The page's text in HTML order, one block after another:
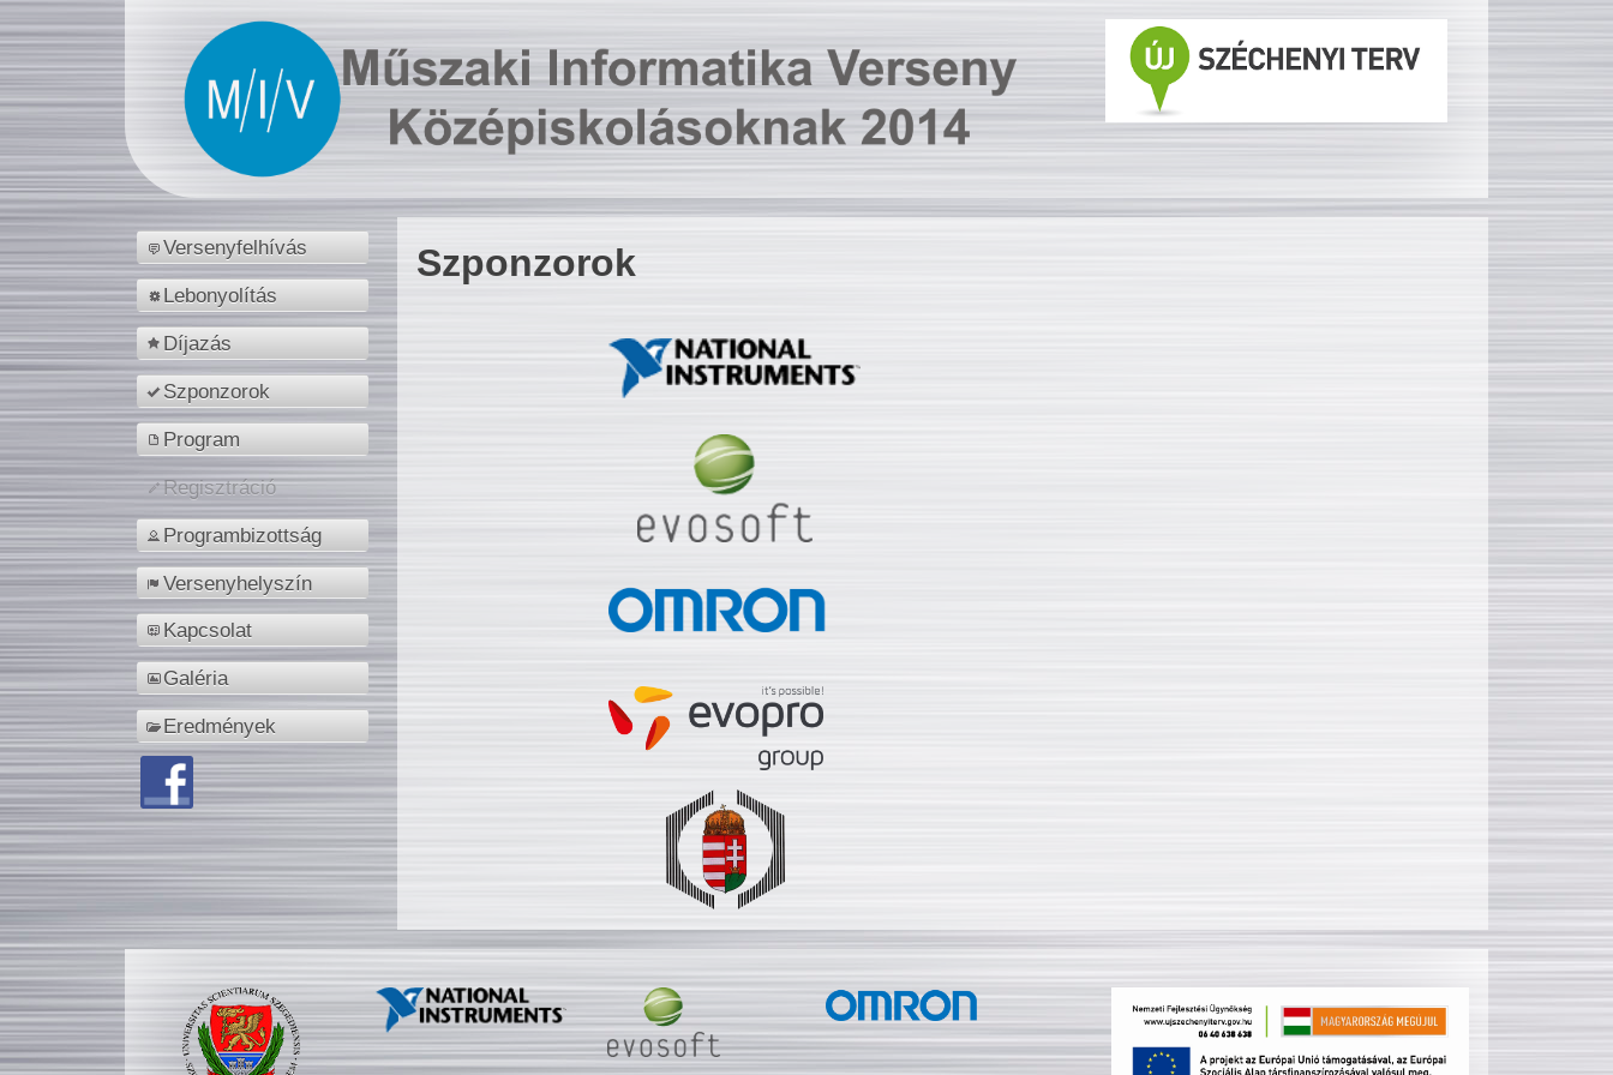
Versenyfelhívás
Lebonyolítás
Díjazás
Szponzorok
Program
Regisztráció
Programbizottság
Versenyhelyszín
Kapcsolat
Galéria
Eredmények
Szponzorok